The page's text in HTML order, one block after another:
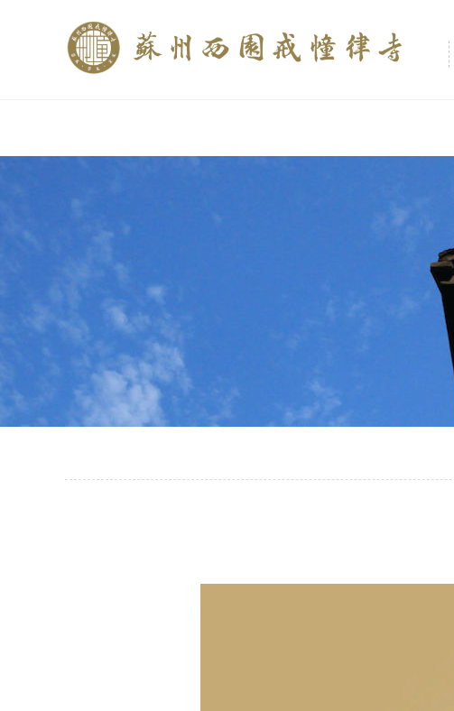
$description = category_description(); } elseif (is_tag()){ $keywords =
trim(strip_tags($description)); ?>